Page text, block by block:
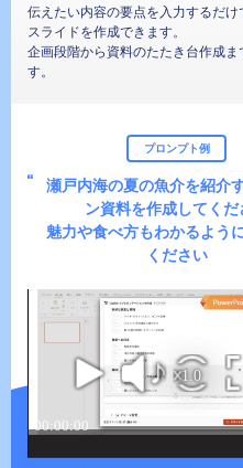
伝えたい内容の要点を入力するだけ
スライドを作成できます。
企画段階から資料のたたき台作成ま
す。
プロンプト例
瀬戸内海の夏の魚介を紹介
ン資料を作成してくだ
魅力や食べ方もわかるよう
ください